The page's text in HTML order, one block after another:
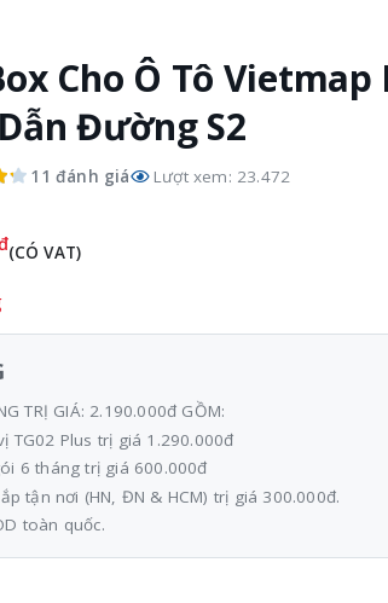
Cho Ô Tô Vietmap
Đường S2
11 đánh giá Lượt xem: 23.472
(CÓ VAT)
TRỊ GIÁ: 2.190.000đ GỒM:
TG02 Plus trị giá 1.290.000đ
6 tháng trị giá 600.000đ
tận nơi (HN, ĐN & HCM) trị giá 300.000đ.
toàn quốc.